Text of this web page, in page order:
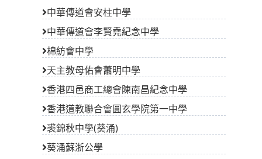
中華傳道會安柱中學
中華傳道會李賢堯紀念中學
棉紡會中學
天主教母佑會蕭明中學
香港四邑商工總會陳南昌紀念中學
香港道教聯合會圓玄學院第一中學
裘錦秋中學(葵涌)
葵涌蘇浙公學